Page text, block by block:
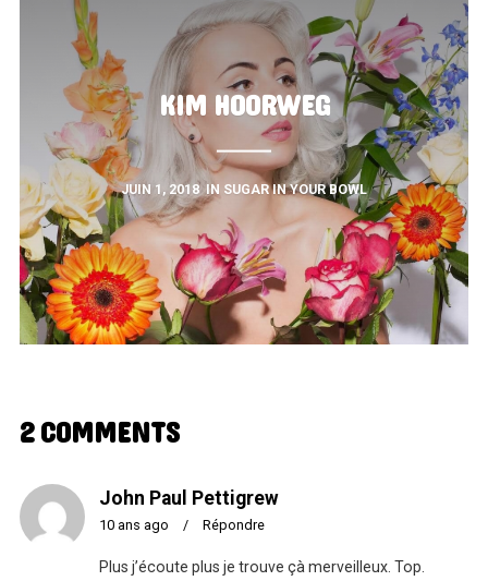
KIM HOORWEG
JUIN 1, 2018 IN SUGAR IN YOUR BOWL
2 COMMENTS
John Paul Pettigrew
10 ans ago / Répondre
Plus j’écoute plus je trouve çà merveilleux. Top.